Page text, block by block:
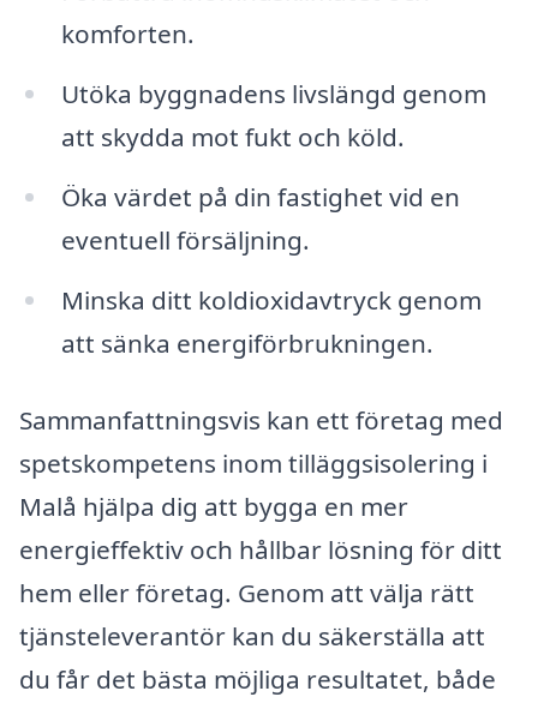
komforten.
Utöka byggnadens livslängd genom
att skydda mot fukt och köld.
Öka värdet på din fastighet vid en
eventuell försäljning.
Minska ditt koldioxidavtryck genom
att sänka energiförbrukningen.
Sammanfattningsvis kan ett företag med
spetskompetens inom tilläggsisolering i
Malå hjälpa dig att bygga en mer
energieffektiv och hållbar lösning för ditt
hem eller företag. Genom att välja rätt
tjänsteleverantör kan du säkerställa att
du får det bästa möjliga resultatet, både